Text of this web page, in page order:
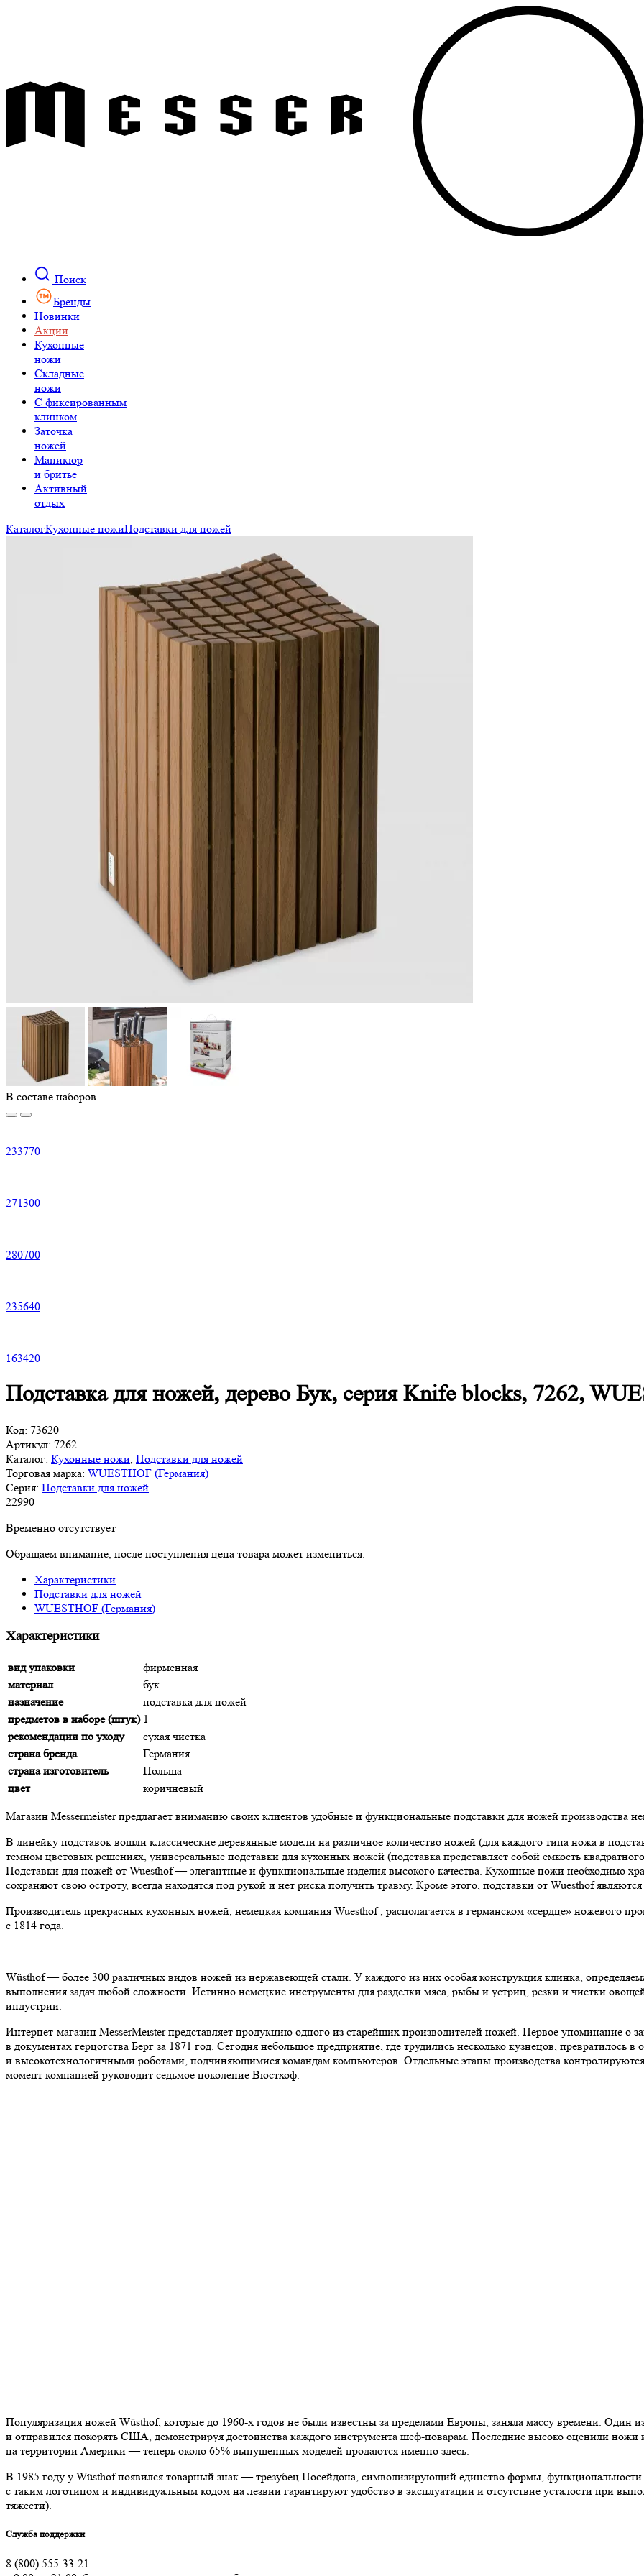
Поиск
Бренды
Новинки
Акции
Кухонные
ножи
Складные
ножи
C фиксированным
клинком
Заточка
ножей
Маникюр
и бритье
Активный
отдых
КаталогКухонные ножиПодставки для ножей
В составе наборов
233770
271300
280700
235640
163420
Подставка для ножей, дерево Бук, серия Knife blocks, 7262,
Код: 73620
Артикул: 7262
Каталог: Кухонные ножи Подставки для ножей
Торговая марка: WUESTHOF (Германия)
Серия: Подставки для ножей
22990
Временно отсутствует
Обращаем внимание, после поступления цена товара может измениться.
Характеристики
Подставки для ножей
WUESTHOF (Германия)
Характеристики
вид упаковки
фирменная
материал
бук
назначение
подставка для ножей
предметов в наборе (штук) 1
рекомендации по уходу
сухая чистка
страна бренда
Германия
страна изготовитель
Польша
цвет
коричневый
Магазин Messermeister предлагает вниманию своих клиентов удобные и функциональные подставки для ножей производства
В линейку подставок вошли классические деревянные модели на различное количество ножей (для каждого типа ножа в
темном цветовых решениях, универсальные подставки для кухонных ножей (подставка представляет собой емкость
Подставки для ножей от Wuesthof — элегантные и функциональные изделия высокого качества. Кухонные ножи необходимо
сохраняют свою остроту, всегда находятся под рукой и нет риска получить травму. Кроме этого, подставки от Wuesthof
Производитель прекрасных кухонных ножей, немецкая компания Wuesthof , располагается в германском «сердце» ножевого
с 1814 года.
Wüsthof — более 300 различных видов ножей из нержавеющей стали. У каждого из них особая конструкция клинка,
выполнения задач любой сложности. Истинно немецкие инструменты для разделки мяса, рыбы и устриц, резки и чистки
индустрии.
Интернет-магазин MesserMeister представляет продукцию одного из старейших производителей ножей. Первое упоминание о
в документах герцогства Берг за 1871 год. Сегодня небольшое предприятие, где трудились несколько кузнецов,
и высокотехнологичными роботами, подчиняющимися командам компьютеров. Отдельные этапы производства
момент компанией руководит седьмое поколение Вюстхоф.
Популяризация ножей Wüsthof, которые до 1960-х годов не были известны за пределами Европы, заняла массу времени. Один
и отправился покорять США, демонстрируя достоинства каждого инструмента шеф-поварам. Последние высоко оценили ножи
на территории Америки — теперь около 65% выпущенных моделей продаются именно здесь.
В 1985 году у Wüsthof появился товарный знак — трезубец Посейдона, символизирующий единство формы,
с таким логотипом и индивидуальным кодом на лезвии гарантируют удобство в эксплуатации и отсутствие усталости при
тяжести).
Служба поддержки
8 (800) 555-33-21